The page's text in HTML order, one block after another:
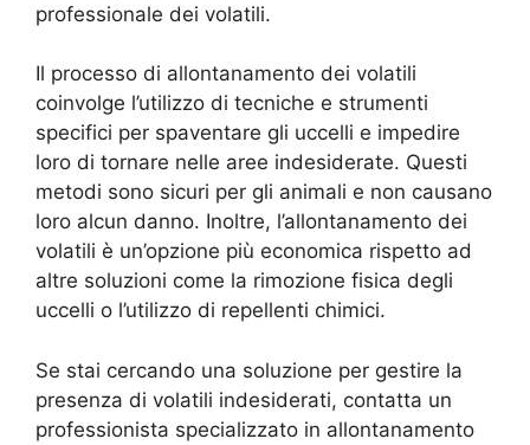
professionale dei volatili.
Il processo di allontanamento dei volatili
coinvolge l’utilizzo di tecniche e strumenti
specifici per spaventare gli uccelli e impedire
loro di tornare nelle aree indesiderate. Questi
metodi sono sicuri per gli animali e non causano
loro alcun danno. Inoltre, l’allontanamento dei
volatili è un’opzione più economica rispetto ad
altre soluzioni come la rimozione fisica degli
uccelli o l’utilizzo di repellenti chimici.
Se stai cercando una soluzione per gestire la
presenza di volatili indesiderati, contatta un
professionista specializzato in allontanamento